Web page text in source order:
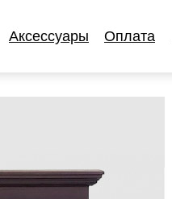
Оплата
Аксессуары
Аксессуары Оплата